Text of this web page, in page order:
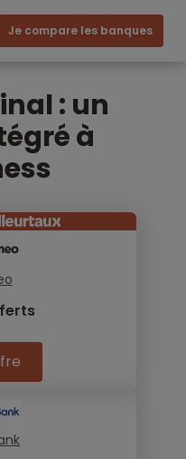
Je compare les banques
: un
à